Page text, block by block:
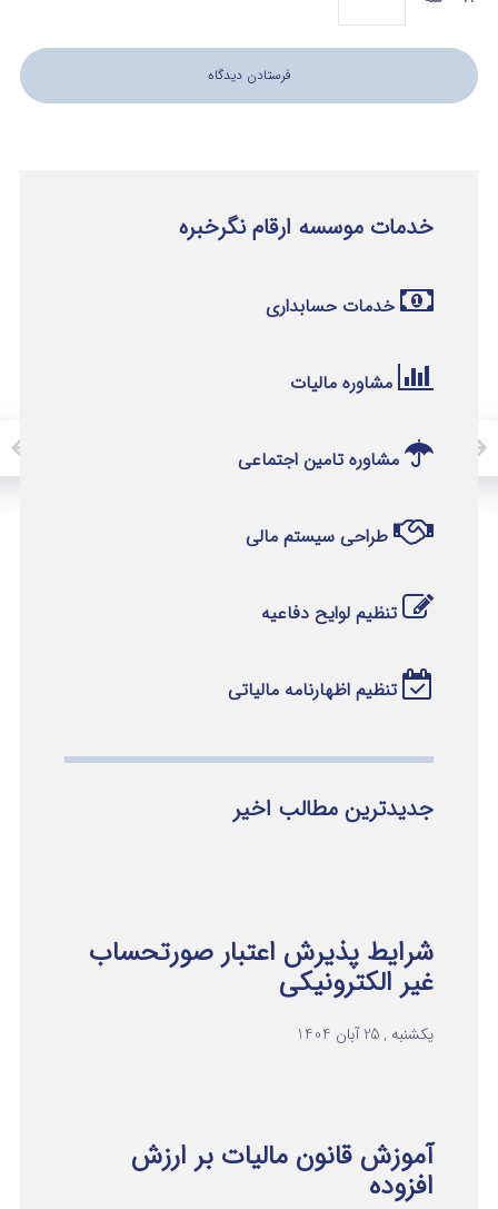
خدمات موسسه ارقام نگرخبره
خدمات حسابداری
مشاوره مالیات
مشاوره تامین اجتماعی
طراحی سیستم مالی
تنظیم لوایح دفاعیه
تنظیم اظهارنامه مالیاتی
جدیدترین مطالب اخیر
شرایط پذیرش اعتبار صورتحساب
غیر الکترونیکی
یکشنبه , 25 آبان 1404
آموزش قانون مالیات بر ارزش
افزوده